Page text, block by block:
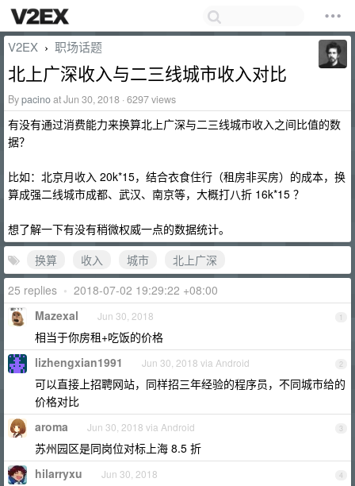
V2EX › 职场话题
北上广深收入与二三线城市收入对比
Bypacinoat Jun 30, 2018 · 6297 views
有没有通过消费能力来换算北上广深与二三线城市收入之间比值的数
据？
比如：北京月收入 20k*15，结合衣食住行（租房非买房）的成本，换
算成强二线城市成都、武汉、南京等，大概打八折 16k*15 ？
想了解一下有没有稍微权威一点的数据统计。
换算
收入 城市
北上广深
25 replies • 2018-07-02 19:29:22 +08:00
1
Mazexal Jun 30, 2018
相当于你房租+吃饭的价格
2
lizhengxian1991 Jun 30, 2018 via Android
可以直接上招聘网站，同样招三年经验的程序员，不同城市给的
价格对比
3
aroma Jun 30, 2018 via Android
苏州园区是同岗位对标上海 8.5 折
4
hilarryxu Jun 30, 2018